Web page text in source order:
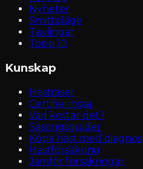
Nyheter
Smittoläge
Tävlingar
Topp 10
Kunskap
Hästraser
Certifieringar
Vad kostar det?
Säsongsguider
Köpa häst med diagnos
Hästförsäkring
Jämför försäkringar